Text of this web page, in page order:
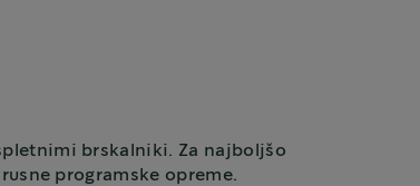
brskalniki. Za najboljšo
programske opreme.